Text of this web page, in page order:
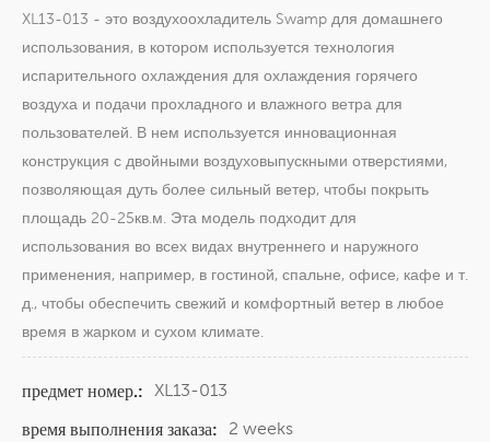
XL13-013 - это воздухоохладитель Swamp для домашнего
использования, в котором используется технология
испарительного охлаждения для охлаждения горячего
воздуха и подачи прохладного и влажного ветра для
пользователей. В нем используется инновационная
конструкция с двойными воздуховыпускными отверстиями,
позволяющая дуть более сильный ветер, чтобы покрыть
площадь 20-25кв.м. Эта модель подходит для
использования во всех видах внутреннего и наружного
применения, например, в гостиной, спальне, офисе, кафе и т.
д., чтобы обеспечить свежий и комфортный ветер в любое
время в жарком и сухом климате.
предмет номер.: XL13-013
время выполнения заказа:
2 weeks